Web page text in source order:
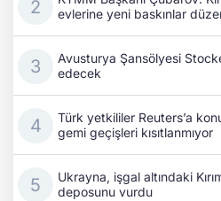
evlerine yeni baskınlar
Avusturya Şansölyesi
edecek
Türk yetkililer Reuters’a
gemi geçişleri kısıtlanmıyor
Ukrayna, işgal altındaki
deposunu vurdu